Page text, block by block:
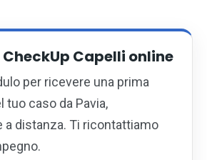
Capelli online
per ricevere una prima
tuo caso da Pavia,
a distanza. Ti ricontattiamo